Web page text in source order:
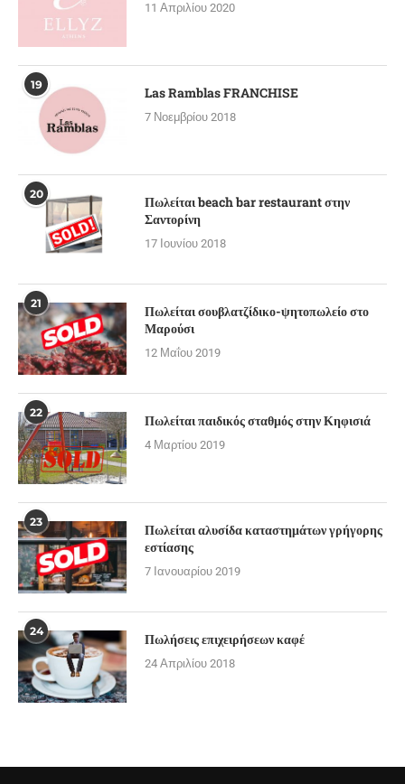
11 Απριλίου 2020
19 Las Ramblas FRANCHISE
7 Νοεμβρίου 2018
20
Πωλείται beach bar restaurant στην
Σαντορίνη
17 Ιουνίου 2018
21
Πωλείται σουβλατζίδικο-ψητοπωλείο στο
Μαρούσι
12 Μαΐου 2019
22 Πωλείται παιδικός σταθμός στην Κηφισιά
4 Μαρτίου 2019
23
Πωλείται αλυσίδα καταστημάτων γρήγορης
εστίασης
7 Ιανουαρίου 2019
24 Πωλήσεις επιχειρήσεων καφέ
24 Απριλίου 2018